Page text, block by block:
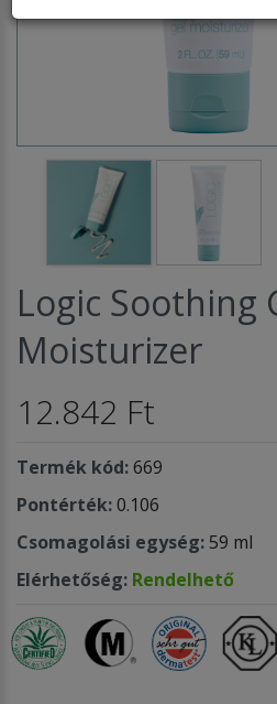
Logic Soothing
Moisturizer
12.842 Ft
Termék kód:669
Pontérték:0.106
Csomagolási egység: 59 ml
Elérhetőség: Rendelhető